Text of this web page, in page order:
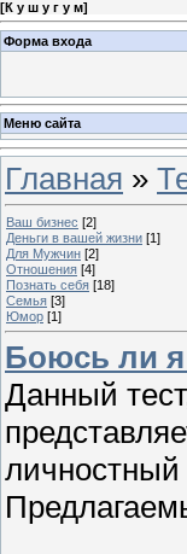
[К у ш у г у м]
Форма входа
Меню сайта
Главная »
Ваш бизнес [2]
Деньги в вашей жизни [1]
Для Мужчин [2]
Отношения [4]
Познать себя [18]
Семья [3]
Юмор [1]
Боюсь ли я
Данный